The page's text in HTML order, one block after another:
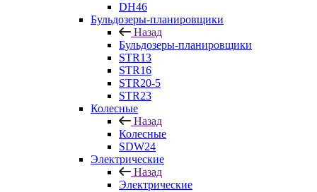
DH46
Бульдозеры-планировщики
Назад
Бульдозеры-планировщики
STR13
STR16
STR20-5
STR23
Колесные
Назад
Колесные
SDW24
Электрические
Назад
Электрические